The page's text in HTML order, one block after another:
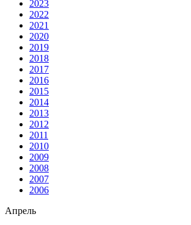
2023
2022
2021
2020
2019
2018
2017
2016
2015
2014
2013
2012
2011
2010
2009
2008
2007
2006
Апрель